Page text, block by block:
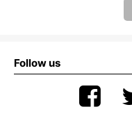
Follow us